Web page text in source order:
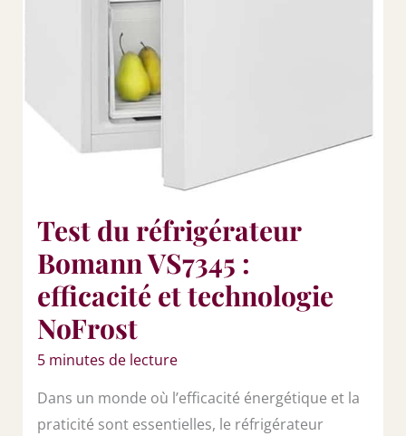
Test du réfrigérateur
Bomann VS7345 :
efficacité et technologie
NoFrost
5 minutes de lecture
Dans un monde où l’efficacité énergétique et la
praticité sont essentielles, le réfrigérateur